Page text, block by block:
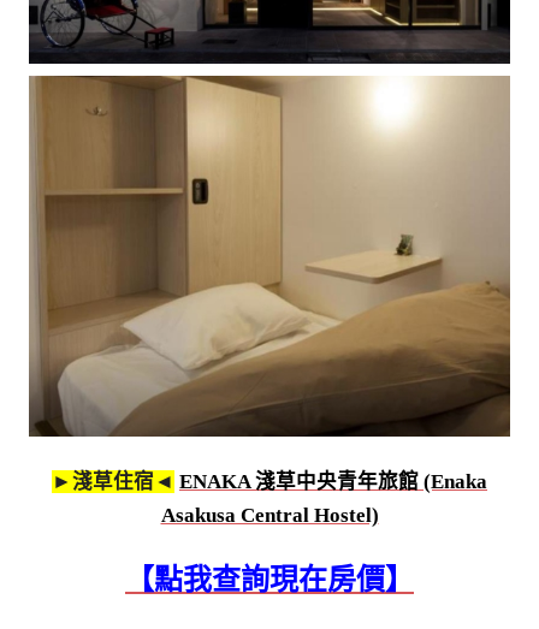
►淺草住宿◄ ENAKA 淺草中央青年旅館 (Enaka
Asakusa Central Hostel)
【點我查詢現在房價】